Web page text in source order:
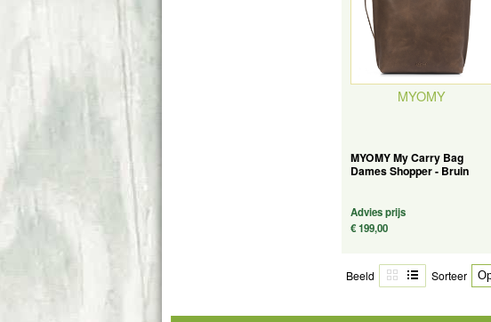
MYOMY
MYOMY My Carry Bag
Dames Shopper - Bruin
Advies prijs
€ 199,00
Beeld Sorteer